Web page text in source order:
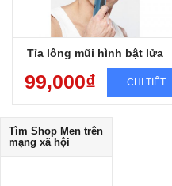
Tỉa lông mũi hình bật lửa
99,000₫ CHI TIẾT
Tìm Shop Men trên
mạng xã hội